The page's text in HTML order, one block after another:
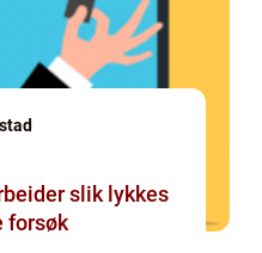
lykkes
forsøk